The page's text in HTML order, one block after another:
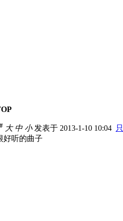
# 大 中 小发表于 2013-1-10 10:04
好听的曲子